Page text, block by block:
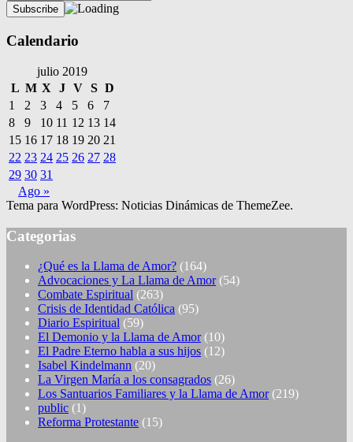
Calendario
julio 2019
L M X J V S D
1
2 3 4 5 6
7
8
9 10 11 12 13 14
15 16 17 18 19 20 21
22 23 24 25 26 27 28
29 30 31
Ago »
Tema para WordPress: Noticias Dinámicas de ThemeZee.
Categorias
¿Qué es la Llama de Amor? (164)
Advocaciones y La Llama de Amor(54)
Combate Espiritual (263)
Crisis de Identidad Católica (95)
Diario Espiritual (59)
El Demonio y la Llama de Amor(10)
El Padre Eterno habla a sus hijos (12)
Isabel Kindelmann (20)
La Virgen María a los consagrados (26)
Los Santuarios Familiares y la Llama de Amor(219)
public (1)
Reforma Protestante (15)